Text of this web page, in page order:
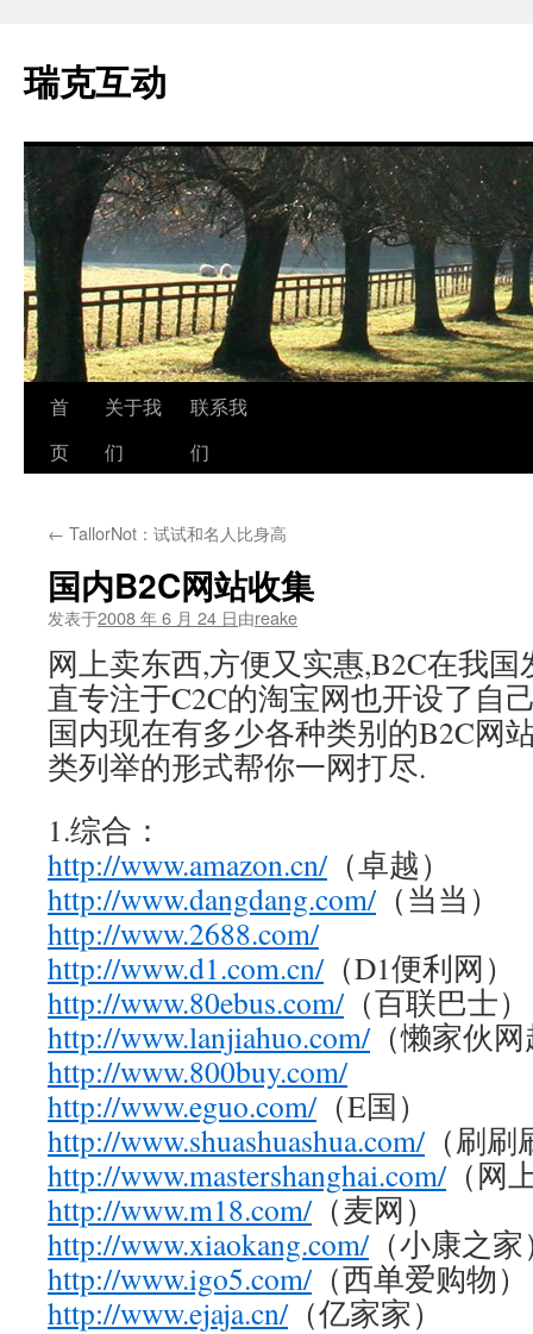
瑞克互动
跳
至
文
首
页
关于我
们
联系我
们
← TallorNot：试试和名人比身高
国内B2C网站收集
发表于2008 年 6 月 24 日由reake
网上卖东西,方便又实惠,B2C在我
直专注于C2C的淘宝网也开设了自
国内现在有多少各种类别的B2C网
类列举的形式帮你一网打尽.
1.综合：
http://www.amazon.cn/（卓越）
http://www.dangdang.com/（当当）
http://www.2688.com/
http://www.d1.com.cn/（D1便利网）
http://www.80ebus.com/（百联巴士）
http://www.lanjiahuo.com/（懒家伙
http://www.800buy.com/
http://www.eguo.com/（E国）
http://www.shuashuashua.com/（刷刷
http://www.mastershanghai.com/（网
http://www.m18.com/（麦网）
http://www.xiaokang.com/（小康之家
http://www.igo5.com/（西单爱购物）
http://www.ejaja.cn/（亿家家）